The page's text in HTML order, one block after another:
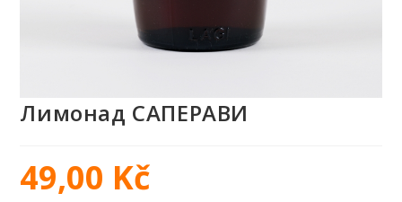
Лимонад САПЕРАВИ
49,00 Kč